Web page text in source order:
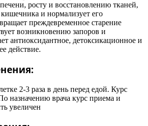
росту и восстановлению тканей,
и нормализует его
преждевременное старение
возникновению запоров и
антиоксидантное, детоксикационное и
действие.
2-3 раза в день перед едой. Курс
назначению врача курс приема и
увеличен